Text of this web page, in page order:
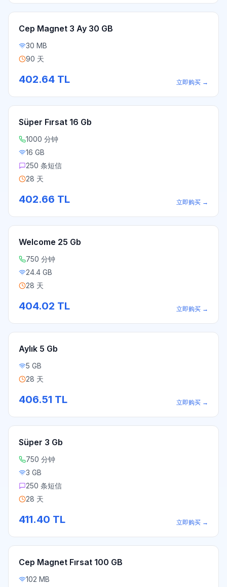
Cep Magnet 3 Ay 30 GB
30 MB
90 天
402.64 TL 立即购买 →
Süper Fırsat 16 Gb
1000 分钟
16 GB
250 条短信
28 天
402.66 TL 立即购买 →
Welcome 25 Gb
750 分钟
24.4 GB
28 天
404.02 TL 立即购买 →
Aylık 5 Gb
5 GB
28 天
406.51 TL 立即购买 →
Süper 3 Gb
750 分钟
3 GB
250 条短信
28 天
411.40 TL 立即购买 →
Cep Magnet Fırsat 100 GB
102 MB